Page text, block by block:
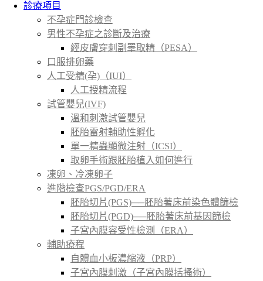
診療項目
不孕症門診檢查
男性不孕症之診斷及治療
經皮膚穿刺副睪取精（PESA）
口服排卵藥
人工受精(孕)（IUI）
人工授精流程
試管嬰兒(IVF)
溫和刺激試管嬰兒
胚胎雷射輔助性孵化
單一精蟲顯微注射（ICSI）
取卵手術跟胚胎植入如何進行
凍卵、冷凍卵子
進階檢查PGS/PGD/ERA
胚胎切片(PGS)──胚胎著床前染色體篩檢
胚胎切片(PGD)──胚胎著床前基因篩檢
子宮內膜容受性檢測（ERA）
輔助療程
自體血小板濃縮液（PRP）
子宮內膜刺激（子宮內膜括搔術）